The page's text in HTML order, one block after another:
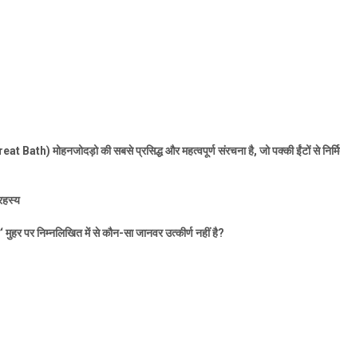
Bath)मोहनजोदड़ो की सबसे प्रसिद्ध और महत्वपूर्ण संरचना है,जो पक्की ईंटों से
‘मुहर पर निम्नलिखित में से कौन-सा जानवर उत्कीर्ण नहीं है?